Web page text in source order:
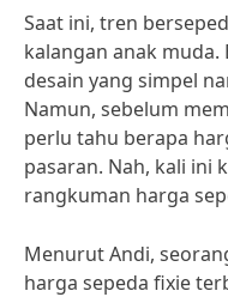
Saat ini, tren
kalangan anak
desain yang simpel
Namun, sebelum
perlu tahu berapa
pasaran. Nah, kali ini
rangkuman harga
Menurut Andi,
harga sepeda fixie